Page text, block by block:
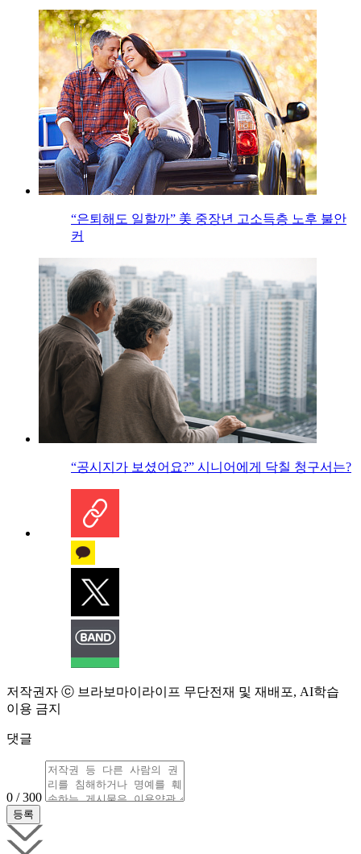
“은퇴해도 일할까” 美 중장년 고소득층 노후 불안
커
“공시지가 보셨어요?” 시니어에게 닥칠 청구서는?
저작권자 ⓒ 브라보마이라이프 무단전재 및 재배포, AI학습
이용 금지
댓글
0 / 300